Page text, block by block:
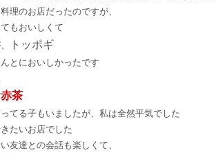
理のお店だったのですが、
もおいしくて
トッポギ
とにおいしかったです
赤茶
てる子もいましたが、私は全然平気でした
たいお店でした
友達との会話も楽しくて、